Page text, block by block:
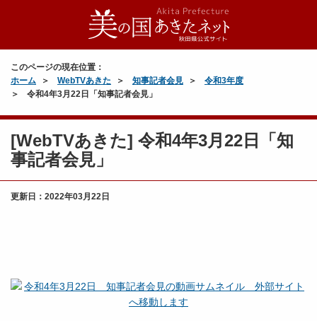
このページの現在位置：
ホーム
WebTVあきた 知事記者会見
令和3年度
令和4年3月22日「知事記者会見」
[WebTVあきた] 令和4年3月22日「知
事記者会見」
更新日： 2022年03月22日